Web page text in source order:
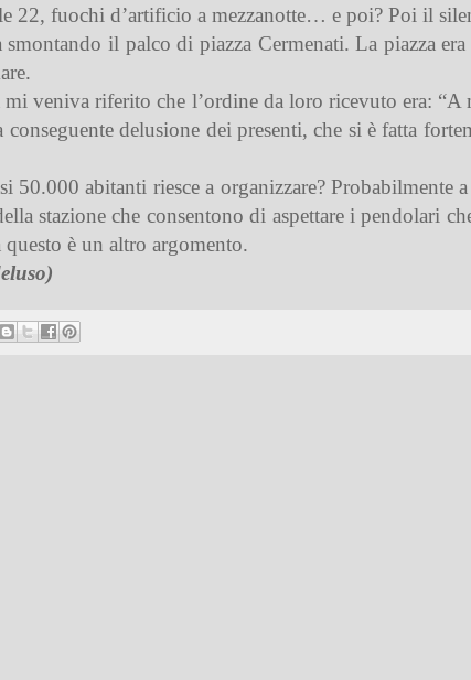
22, fuochi d’artificio a mezzanotte… e poi? Poi il
il palco di piazza Cermenati. La piazza
veniva riferito che l’ordine da loro ricevuto era: “A
delusione dei presenti, che si è fatta
50.000 abitanti riesce a organizzare? Probabilmente
stazione che consentono di aspettare i pendolari
è un altro argomento.